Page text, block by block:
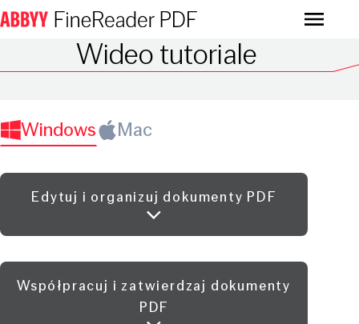
Menu
Wideo tutoriale
Windows Mac
Edytuj i organizuj dokumenty PDF
Współpracuj i zatwierdzaj dokumenty
PDF